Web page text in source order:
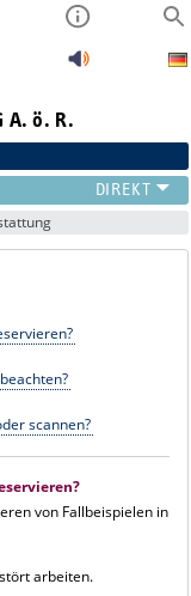
A. ö. R.
scannen?
von Fallbeispielen in
arbeiten.